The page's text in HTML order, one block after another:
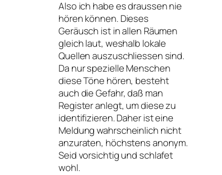
Also ich habe es draussen nie
hören können. Dieses
Geräusch ist in allen Räumen
gleich laut, weshalb lokale
Quellen auszuschliessen sind.
Da nur spezielle Menschen
diese Töne hören, besteht
auch die Gefahr, daß man
Register anlegt, um diese zu
identifizieren. Daher ist eine
Meldung wahrscheinlich nicht
anzuraten, höchstens anonym.
Seid vorsichtig und schlafet
wohl.